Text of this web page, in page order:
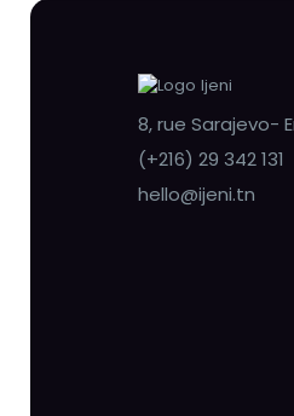
8, rue Sarajevo-
(+216) 29 342 131
hello@ijeni.tn